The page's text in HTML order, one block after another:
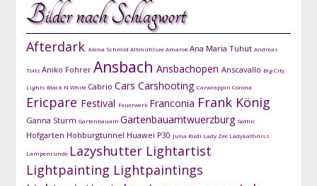
Bilder nach Schlagwort
Afterdark Alena Schmid AltmühlseeAmarokAna Maria Tuhut Andreas
Toltz Aniko Fohrer Ansbach Ansbachopen Anscavallo Big City
Lights Black N White Cabrio Cars Carshooting Carwrappin Corona
Ericpare Festival Feuerwerk Franconia Frank König
Ganna Sturm Gartenbauam Gartenbauamtwuerzburg Gothic
Hofgarten Hohburgtunnel Huawei P30 Julia Rudi Lady Zee Ladykathniss
Lampenrunde Lazyshutter Lightartist
Lightpainting Lightpaintings